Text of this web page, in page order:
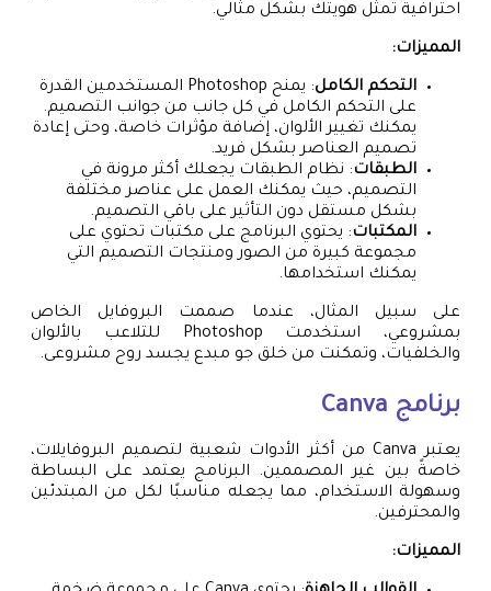
احترافية تمثل هويتك بشكل مثالي.
المميزات:
التحكم الكامل
: يمنح Photoshop المستخدمين القدرة
على التحكم الكامل في كل جانب من جوانب التصميم.
يمكنك تغيير الألوان، إضافة مؤثرات خاصة، وحتى إعادة
تصميم العناصر بشكل فريد.
الطبقات: نظام الطبقات يجعلك أكثر مرونة في
التصميم، حيث يمكنك العمل على عناصر مختلفة
بشكل مستقل دون التأثير على باقي التصميم.
المكتبات: يحتوي البرنامج على مكتبات تحتوي على
مجموعة كبيرة من الصور ومنتجات التصميم التي
يمكنك استخدامها.
على سبيل المثال، عندما صممت البروفايل الخاص
بمشروعي، استخدمت Photoshop للتلاعب بالألوان
والخلفيات، وتمكنت من خلق جو مبدع يجسد روح مشروعى.
برنامج Canva
يعتبر Canva من أكثر الأدوات شعبية لتصميم البروفايلات،
خاصةً بين غير المصممين. البرنامج يعتمد على البساطة
وسهولة الاستخدام، مما يجعله مناسبًا لكل من المبتدئين
والمحترفين.
المميزات: